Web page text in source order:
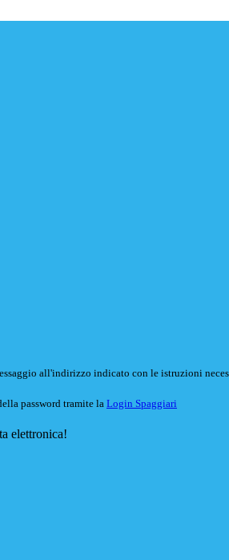
all'indirizzo indicato con le istruzioni
password tramite la Login Spaggiari
elettronica!